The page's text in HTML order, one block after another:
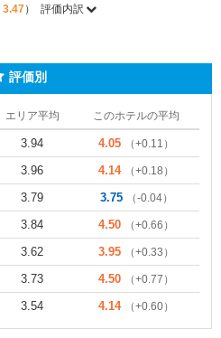
3.47） 評価内訳
評価別
エリア平均 このホテルの平均
3.94 4.05 （+0.11）
3.96 4.14 （+0.18）
3.79 3.75 （-0.04）
3.84 4.50 （+0.66）
3.62 3.95 （+0.33）
3.73 4.50 （+0.77）
3.54 4.14 （+0.60）